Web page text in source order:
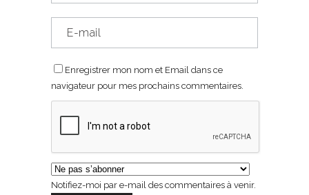
Enregistrer mon nom et Email dans ce
navigateur pour mes prochains commentaires.
Notifiez-moi par e-mail des commentaires à venir.